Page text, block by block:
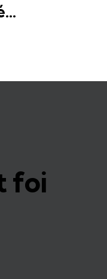
foi